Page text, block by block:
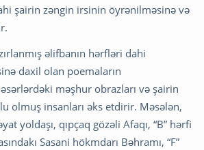
şairin zəngin irsinin öyrənilməsinə və
əlifbanın hərfləri dahi
daxil olan poemaların
məşhur obrazları və şairin
olmuş insanları əks etdirir. Məsələn,
yoldaşı, qıpçaq gözəli Afaqı, “B” hərfi
Sasani hökmdarı Bəhramı, “F”